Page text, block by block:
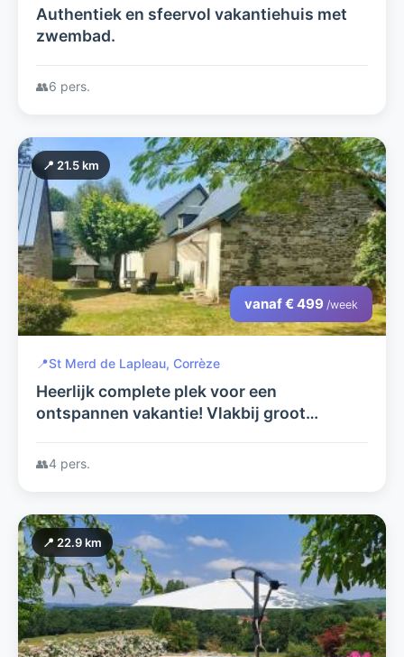
Authentiek en sfeervol vakantiehuis met
zwembad.
👥6 pers.
📍 21.5 km
vanaf € 499 /week
📍St Merd de Lapleau, Corrèze
Heerlijk complete plek voor een
ontspannen vakantie! Vlakbij groot
👥4 pers.
📍 22.9 km